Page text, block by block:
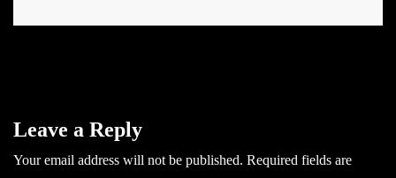
Leave a Reply
Your email address will not be published. Required fields are